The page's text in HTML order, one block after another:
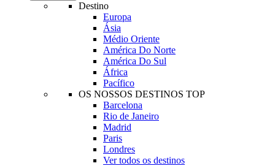
Destino
Europa
Ásia
Médio Oriente
América Do Norte
América Do Sul
África
Pacífico
OS NOSSOS DESTINOS TOP
Barcelona
Rio de Janeiro
Madrid
Paris
Londres
Ver todos os destinos